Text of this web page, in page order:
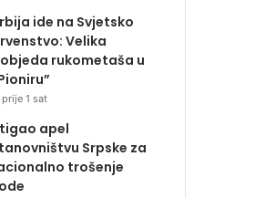
ide na Svjetsko
Velika
rukometaša u
prije 1 sat
apel
Srpske za
trošenje